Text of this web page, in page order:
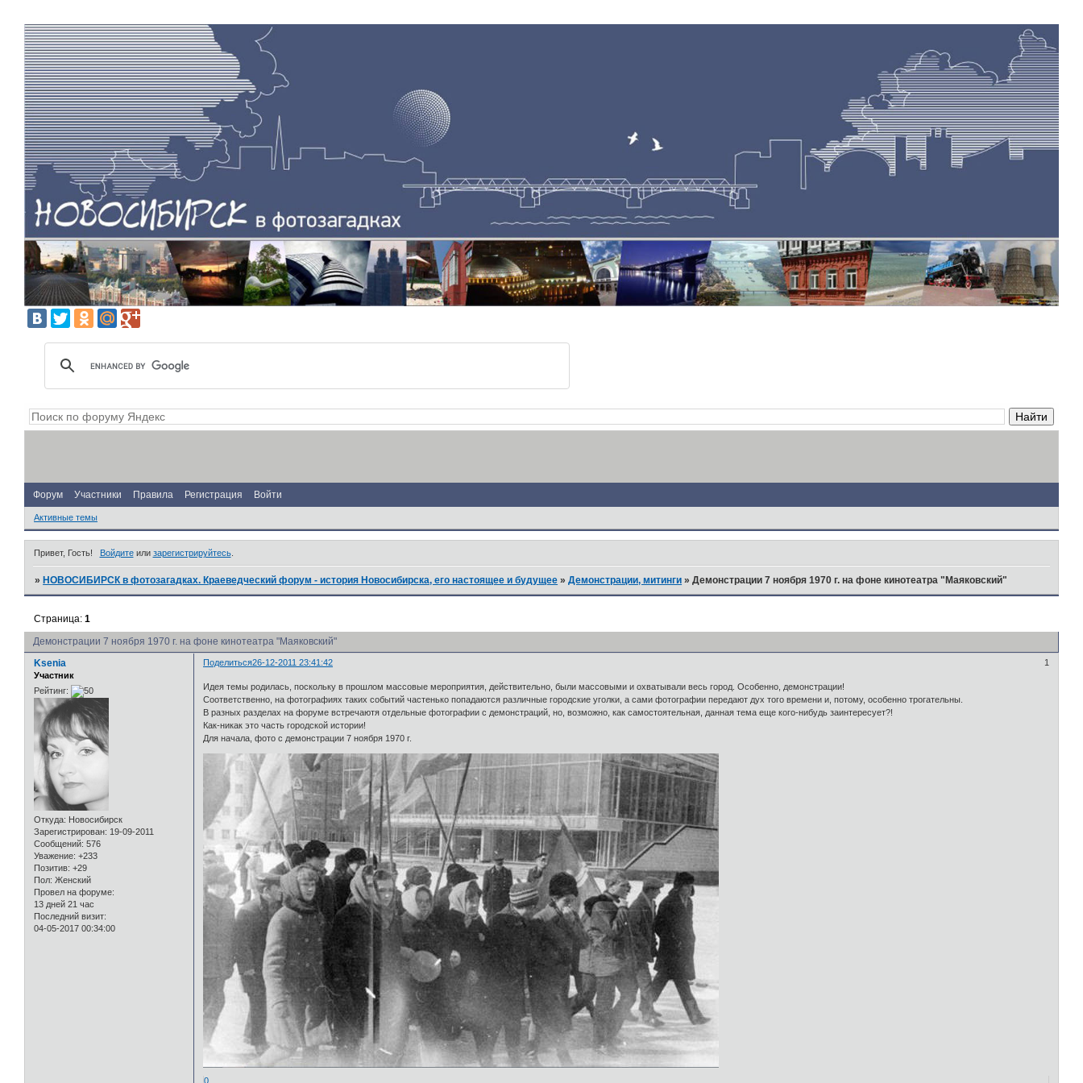
Форум Участники Правила Регистрация Войти
Активные темы
Привет, Гость! Войдитеили зарегистрируйтесь.
»НОВОСИБИРСК в фотозагадках. Краеведческий форум - история Новосибирска, его настоящее и будущее »Демонстрации, митинги »Демонстрации 7 ноября 1970 г. на фоне кинотеатра "Маяковский"
Демонстрации 7 ноября 1970 г. на фоне кинотеатра "Маяковский"
Страница:1
Поделиться 1
26-12-2011 23:41:42
Ksenia
Участник
Рейтинг:
Откуда: Новосибирск
Зарегистрирован: 19-09-2011
Сообщений: 576
Уважение: +233
Позитив: +29
Пол: Женский
Провел на форуме:
13 дней 21 час
Последний визит:
04-05-2017 00:34:00
Идея темы родилась, поскольку в прошлом массовые мероприятия, действительно, были массовыми и охватывали весь город. Особенно, демонстрации!
Соответственно, на фотографиях таких событий частенько попадаются различные городские уголки, а сами фотографии передают дух того времени и, потому, особенно трогательны.
В разных разделах на форуме встречаютя отдельные фотографии с демонстраций, но, возможно, как самостоятельная, данная тема еще кого-нибудь заинтересует?!
Как-никак это часть городской истории!
Для начала, фото с демонстрации 7 ноября 1970 г.
0